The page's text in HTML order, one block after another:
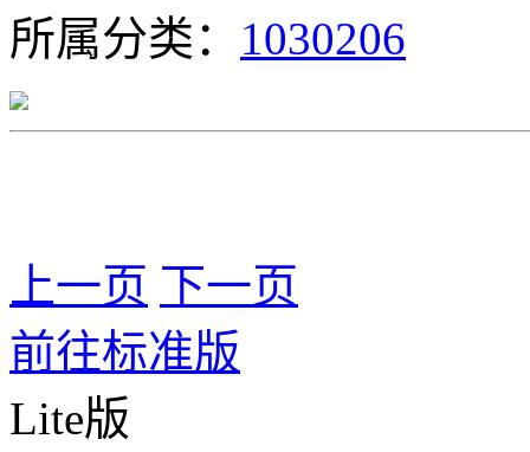
所属分类： 1030206
上一页 下一页
前往标准版
Lite版